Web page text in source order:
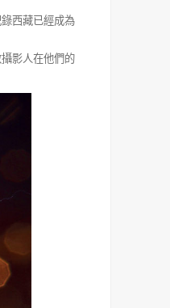
西藏已經成為
影人在他們的